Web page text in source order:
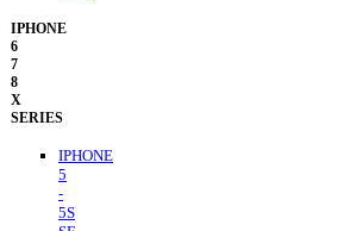
IPHONE
6
7
8
X
SERIES
IPHONE
5
-
5S